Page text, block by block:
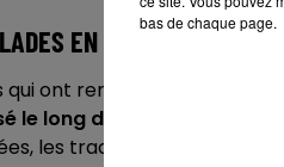
EN ATTELAGE
qui ont rencontré le plus de
le long de la
les traditionnelles mais
bas de chaque page.